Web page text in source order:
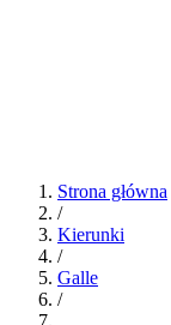
Strona główna
/
Kierunki
/
Galle
/